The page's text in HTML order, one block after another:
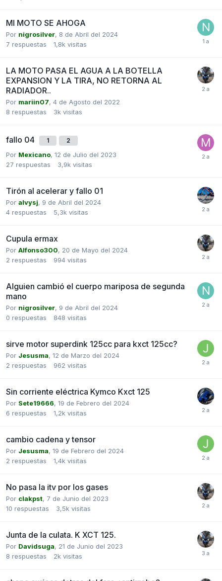
MI MOTO SE AHOGA
Por nigrosilver, 8 de Abril del 2024
7 respuestas 1,8k visitas
LA MOTO PASA EL AGUA A LA BOTELLA
EXPANSION Y LA TIRA, NO RETORNA AL
RADIADOR..
Por mariin07, 4 de Agosto del 2022
8 respuestas 3k visitas
fallo 04 1 2
Por Mexicano, 12 de Julio del 2023
27 respuestas 3,9k visitas
Tirón al acelerar y fallo 01
Por alvysj, 9 de Abril del 2024
4 respuestas 5,3k visitas
Cupula ermax
Por Alfonso300, 20 de Mayo del 2024
2 respuestas 994 visitas
Alguien cambió el cuerpo mariposa de segunda
mano
Por nigrosilver, 9 de Abril del 2024
0 respuestas 848 visitas
sirve motor superdink 125cc para kxct 125cc?
Por Jesusma, 12 de Marzo del 2024
2 respuestas 962 visitas
Sin corriente eléctrica Kymco Kxct 125
Por Sete19666, 19 de Febrero del 2024
6 respuestas 1,2k visitas
cambio cadena y tensor
Por Jesusma, 19 de Febrero del 2024
2 respuestas 1,4k visitas
No pasa la itv por los gases
Por clakpst, 7 de Junio del 2023
10 respuestas 3,5k visitas
Junta de la culata. K XCT 125.
Por Davidsuga, 21 de Junio del 2023
8 respuestas 2k visitas